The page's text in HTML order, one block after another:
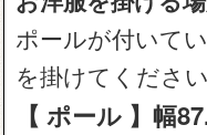
ポールが付いて
を掛けてください
【 ポール 】幅